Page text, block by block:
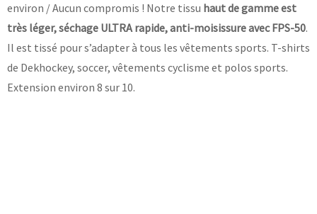
environ / Aucun compromis ! Notre tissu haut de gamme est
très léger, séchage ULTRA rapide, anti-moisissure avec FPS-50.
Il est tissé pour s’adapter à tous les vêtements sports. T-shirts
de Dekhockey, soccer, vêtements cyclisme et polos sports.
Extension environ 8 sur 10.